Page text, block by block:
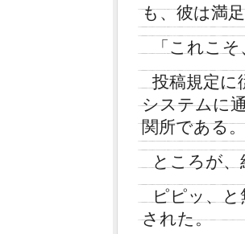
も、彼は満
「これこ
投稿規定に
システムに
関所である。
ところが
ピピッ、
された。